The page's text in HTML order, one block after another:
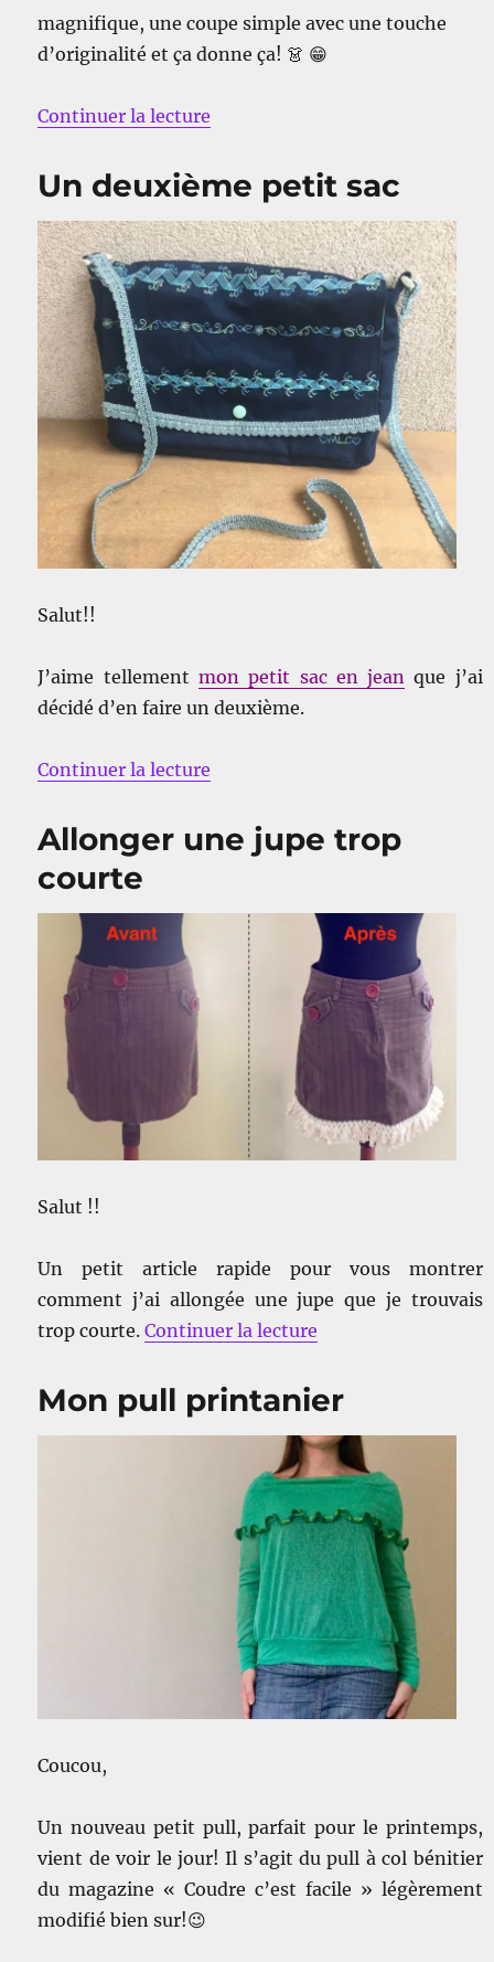
magnifique, une coupe simple avec une touche
d’originalité et ça donne ça! 👗 😁
Continuer la lecture
Un deuxième petit sac
Salut!!
J’aime tellement mon petit sac en jean que j’ai
décidé d’en faire un deuxième.
Continuer la lecture
Allonger une jupe trop
courte
Salut !!
Un petit article rapide pour vous montrer
comment j’ai allongée une jupe que je trouvais
trop courte.Continuer la lecture
Mon pull printanier
Coucou,
Un nouveau petit pull, parfait pour le printemps,
vient de voir le jour! Il s’agit du pull à col bénitier
du magazine « Coudre c’est facile » légèrement
modifié bien sur!😉